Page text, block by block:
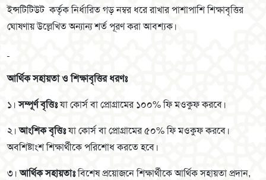
ইন্সটিটিউট কর্তৃক নির্ধারিত গড় নম্বর ধরে রাখার পাশাপাশি শিক্ষাবৃত্তির
ঘোষণায় উল্লেখিত অন্যান্য শর্ত পূরণ করা আবশ্যক।
আর্থিক সহায়তা ও শিক্ষাবৃত্তির ধরণঃ
১।সম্পূর্ণ বৃত্তিঃযা কোর্স বা প্রোগ্রামের ১০০% ফি মওকুফ করবে।
২।আংশিক বৃত্তিঃযা কোর্স বা প্রোগ্রামের ৫০% ফি মওকুফ করবে।
অবশিষ্টাংশ শিক্ষার্থীকে পরিশোধ করতে হবে।
৩।আর্থিক সহায়তাঃবিশেষ প্রয়োজনে শিক্ষার্থীকে আর্থিক সহায়তা প্রদান,